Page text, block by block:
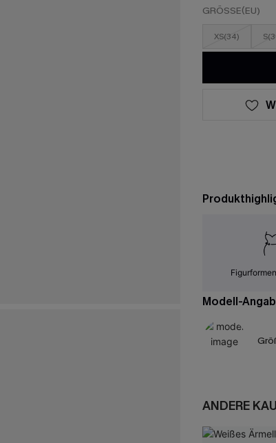
GRÖSSE(EU)
XS(34)
Modell-
ANDERE